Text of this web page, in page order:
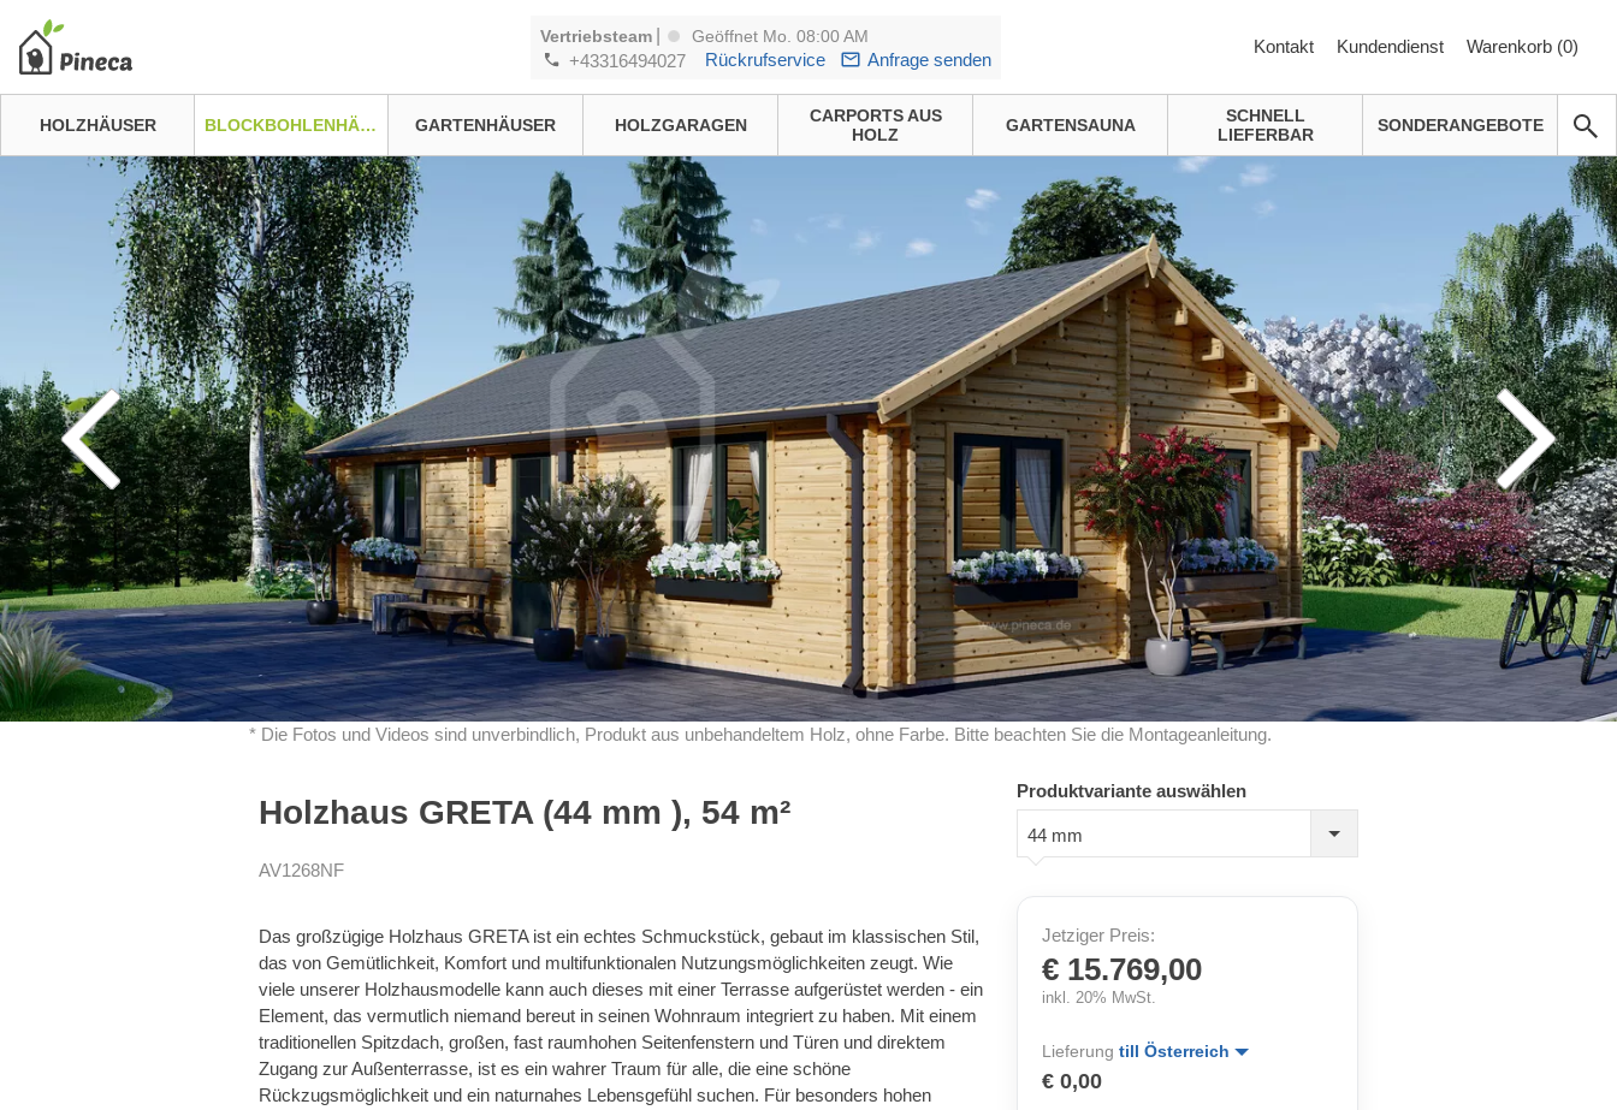
Vertriebsteam Geöffnet Mo. 08:00 AM
+43316494027 Rückrufservice Anfrage senden
Kontakt Kundendienst Warenkorb (0)
HOLZHÄUSER BLOCKBOHLENHÄUSER GARTENHÄUSER HOLZGARAGEN
CARPORTS AUS
HOLZ
GARTENSAUNA
SCHNELL
LIEFERBAR
SONDERANGEBOTE
* Die Fotos und Videos sind unverbindlich, Produkt aus unbehandeltem Holz, ohne Farbe. Bitte beachten Sie die Montageanleitung.
Holzhaus GRETA (44 mm ), 54 m²
AV1268NF
Das großzügige Holzhaus GRETA ist ein echtes Schmuckstück, gebaut im klassischen Stil,
das von Gemütlichkeit, Komfort und multifunktionalen Nutzungsmöglichkeiten zeugt. Wie
viele unserer Holzhausmodelle kann auch dieses mit einer Terrasse aufgerüstet werden - ein
Element, das vermutlich niemand bereut in seinen Wohnraum integriert zu haben. Mit einem
traditionellen Spitzdach, großen, fast raumhohen Seitenfenstern und Türen und direktem
Zugang zur Außenterrasse, ist es ein wahrer Traum für alle, die eine schöne
Rückzugsmöglichkeit und ein naturnahes Lebensgefühl suchen. Für besonders hohen
Produktvariante auswählen
44 mm
Jetziger Preis:
€ 15.769,00
inkl. 20% MwSt.
Lieferung till Österreich
€ 0,00